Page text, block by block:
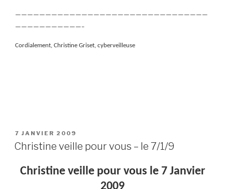
————————————————————————————————
———————————–
Cordialement, Christine Griset, cyberveilleuse
PUBLIÉ
LE
7 JANVIER 2009
Christine veille pour vous – le 7/1/9
Christine veille pour vous le 7 Janvier
2009